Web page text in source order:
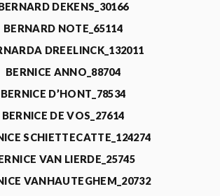
DEKENS_30166
BERNARD NOTE_65114
DREELINCK_132011
BERNICE ANNO_88704
BERNICE D’HONT_78534
BERNICE DE VOS_27614
SCHIETTECATTE_124274
VAN LIERDE_25745
VANHAUTEGHEM_20732